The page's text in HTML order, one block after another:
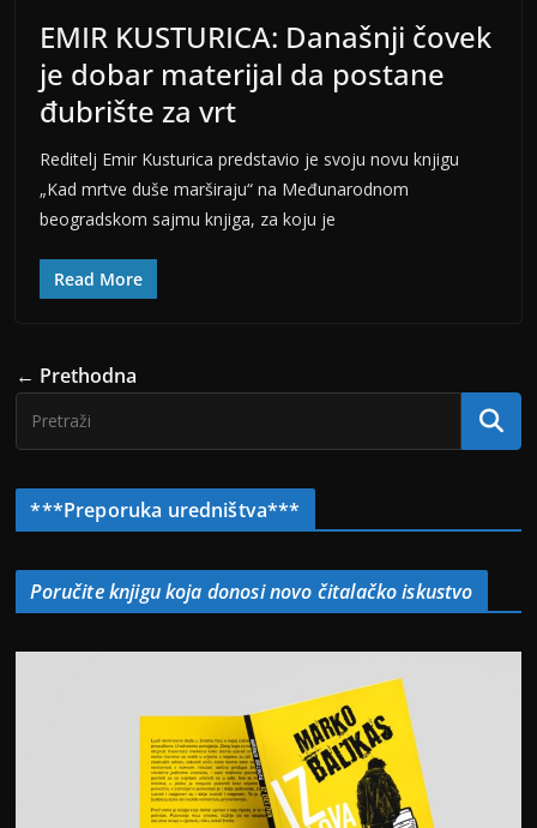
EMIR KUSTURICA: Današnji čovek
je dobar materijal da postane
đubrište za vrt
Reditelj Emir Kusturica predstavio je svoju novu knjigu
„Kad mrtve duše marširaju“ na Međunarodnom
beogradskom sajmu knjiga, za koju je
Read More
← Prethodna
***Preporuka uredništva***
Poručite knjigu koja donosi novo čitalačko iskustvo